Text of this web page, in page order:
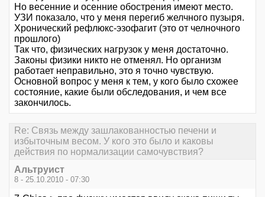
Но весенние и осенние обострения имеют место.
УЗИ показало, что у меня перегиб желчного пузыря.
Хронический рефлюкс-эзофагит (это от челночного
прошлого)
Так что, физических нагрузок у меня достаточно.
Законы физики никто не отменял. Но организм
работает неправильно, это я точно чувствую.
Основной вопрос у меня к тем, у кого было схожее
состояние, какие были обследования, и чем все
закончилось.
Re: Связь между зашлакованностью печени и
избыточным весом. У кого это было и каковы
действия по нормализации самочувствия?
Альтруист
8 - 25.10.2010 - 07:30